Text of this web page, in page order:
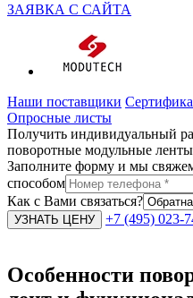
ЗАЯВКА С САЙТА
Наши поставщики
Опросные листы
Получить индивидуальный
поворотные модульные ленты
Заполните форму и мы
способом
Как с Вами связаться?
+7 (495) 023-
Особенности